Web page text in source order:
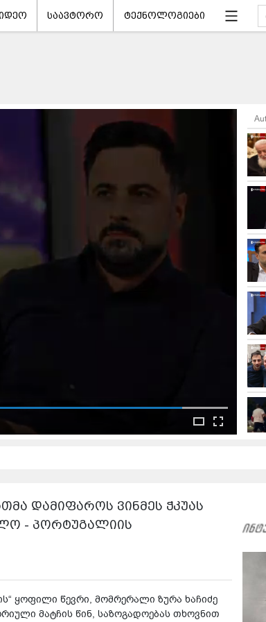
საავტორო ტექნოლოგიები
ვიყავი, ერთ-ერთი ეს იყო" - რა
დამიფაროს ვინმეს ჭკუას
- პორტუგალიის
ყოფილი წევრი, მომრერალი ზურა ხაჩიძე
მატჩის წინ, საზოგადოებას თხოვნით